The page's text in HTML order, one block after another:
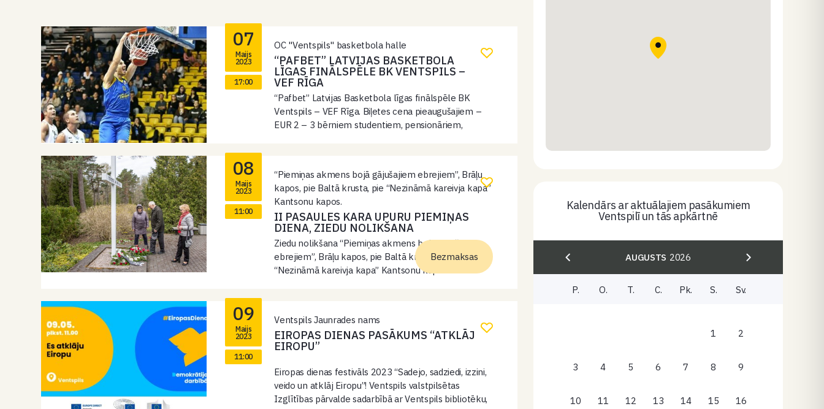
07
Maijs
2023
17:00
OC "Ventspils" basketbola halle
“PAFBET” LATVIJAS BASKETBOLA
LĪGAS FINĀLSPĒLE BK VENTSPILS –
VEF RĪGA
“Pafbet” Latvijas Basketbola līgas finālspēle BK
Ventspils – VEF Rīga. Biļetes cena pieaugušajiem –
EUR 2 – 3 bērniem studentiem, pensionāriem,
08
Maijs
2023
11:00
“Piemiņas akmens bojā gājušajiem ebrejiem”, Brāļu
kapos, pie Baltā krusta, pie “Nezināmā kareivja kapa”
Kantsonu kapos.
II PASAULES KARA UPURU PIEMIŅAS
DIENA, ZIEDU NOLIKŠANA
Ziedu nolikšana “Piemiņas akmens bojā gājušajiem
ebrejiem”, Brāļu kapos, pie Baltā krusta, pie
“Nezināmā kareivja kapa” Kantsonu kapos.
Bezmaksas
09
Maijs
2023
11:00
Ventspils Jaunrades nams
EIROPAS DIENAS PASĀKUMS “ATKLĀJ
EIROPU”
Eiropas dienas festivāls 2023 “Sadejo, sadziedi, izzini,
veido un atklāj Eiropu”! Ventspils valstpilsētas
Izglītības pārvalde sadarbībā ar Ventspils bibliotēku,
Kalendārs ar aktuālajiem pasākumiem
Ventspilī un tās apkārtnē
AUGUSTS 2026
P. O. T. C. Pk. S. Sv.
1 2
3 4 5 6 7 8 9
10 11 12 13 14 15 16